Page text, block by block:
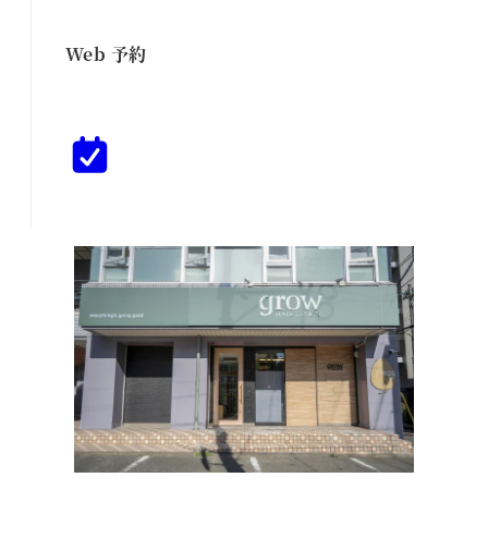
Web 予約